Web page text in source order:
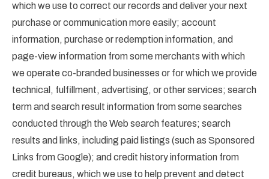
which we use to correct our records and deliver your next
purchase or communication more easily; account
information, purchase or redemption information, and
page-view information from some merchants with which
we operate co-branded businesses or for which we provide
technical, fulfillment, advertising, or other services; search
term and search result information from some searches
conducted through the Web search features; search
results and links, including paid listings (such as Sponsored
Links from Google); and credit history information from
credit bureaus, which we use to help prevent and detect